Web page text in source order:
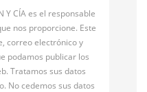
Y CÍA es el responsable
nos proporcione. Este
correo electrónico y
podamos publicar los
Tratamos sus datos
No cedemos sus datos